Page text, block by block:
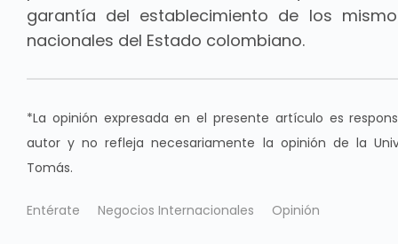
garantía del establecimiento de los
nacionales del Estado colombiano.
*La opinión expresada en el presente artículo es
autor y no refleja necesariamente la opinión de la
Tomás.
Entérate Negocios Internacionales Opinión